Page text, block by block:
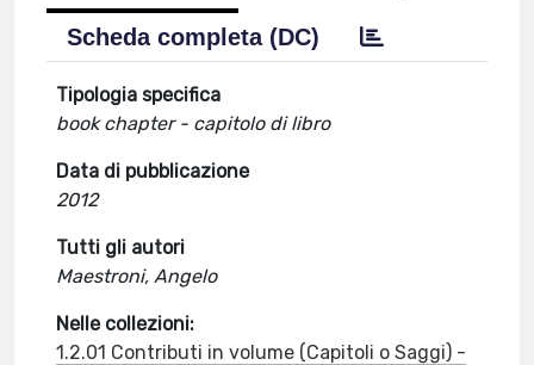
Scheda completa (DC)
Tipologia specifica
book chapter - capitolo di libro
Data di pubblicazione
2012
Tutti gli autori
Maestroni, Angelo
Nelle collezioni:
1.2.01 Contributi in volume (Capitoli o Saggi) -